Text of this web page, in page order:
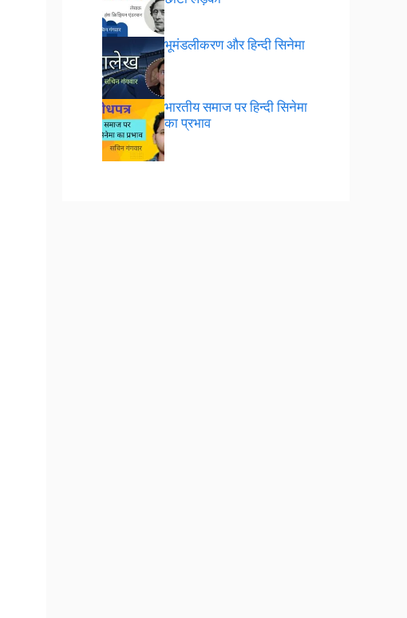
भूमंडलीकरण और हिन्दी सिनेमा
भारतीय समाज पर हिन्दी सिनेमा
का प्रभाव